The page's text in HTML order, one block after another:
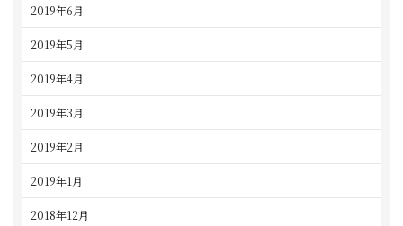
2019年6月
2019年5月
2019年4月
2019年3月
2019年2月
2019年1月
2018年12月